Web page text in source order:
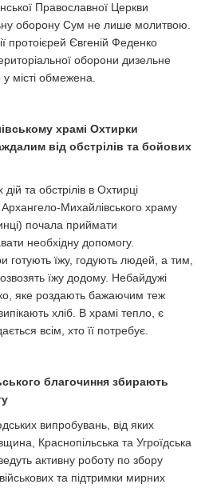
Православної Церкви
оборону Сум не лише молитвою.
протоієрей Євгеній Феденко
оборони дизельне
у місті обмежена.
храмі Охтирки
від обстрілів та бойових
та обстрілів в Охтирці
Михайлівського храму
почала приймати
необхідну допомогу.
готують їжу, годують людей, а тим,
їжу додому. Небайдужі
яке роздають бажаючим теж
хліб. В храмі тепло, є
всім, хто її потребує.
благочиння збирають
випробувань, від яких
Краснопільська та Угроїдська
активну роботу по збору
та підтримки мирних